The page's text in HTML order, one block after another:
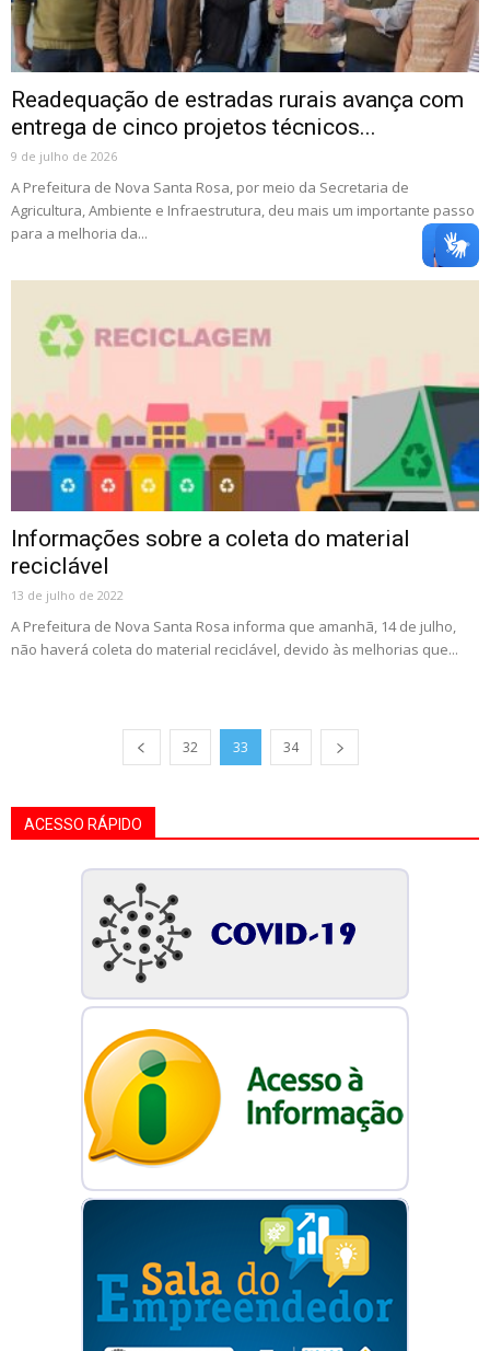
Readequação de estradas rurais avança com
entrega de cinco projetos técnicos...
9 de julho de 2026
A Prefeitura de Nova Santa Rosa, por meio da Secretaria de
Agricultura, Ambiente e Infraestrutura, deu mais um importante passo
para a melhoria da...
Informações sobre a coleta do material
reciclável
13 de julho de 2022
A Prefeitura de Nova Santa Rosa informa que amanhã, 14 de julho,
não haverá coleta do material reciclável, devido às melhorias que...
32 33 34
ACESSO RÁPIDO